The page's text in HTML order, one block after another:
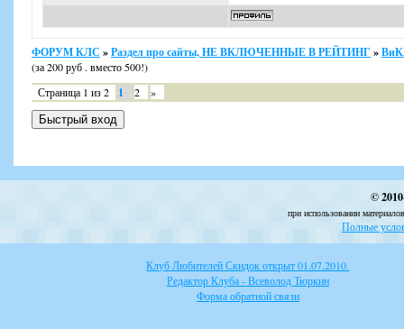
ФОРУМ КЛС »Раздел про сайты, НЕ ВКЛЮЧЕННЫЕ В РЕЙТИНГ »
(за 200 руб . вместо 500!)
Страница 1 из2 1 2 »
©
при использовании
Полные
Клуб Любителей Скидок открыт 01.07.2010.
Редактор Клуба - Всеволод Тюркин
Форма обратной связи